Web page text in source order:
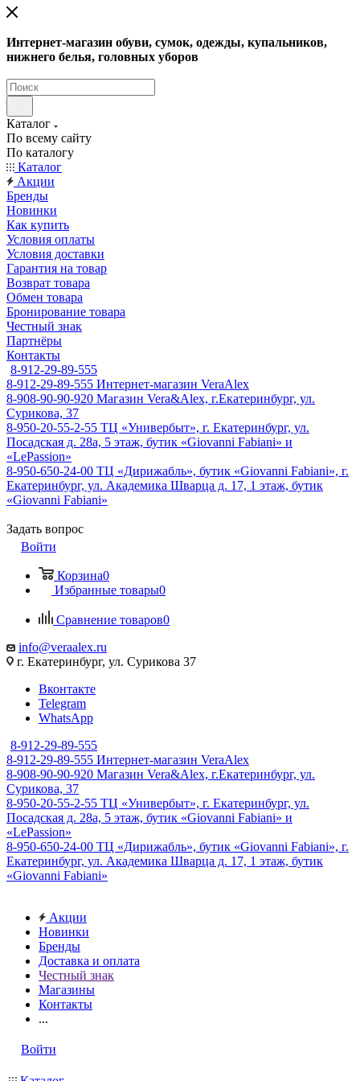
Интернет-магазин обуви, сумок, одежды, купальников,
нижнего белья, головных уборов
Каталог
По всему сайту
По каталогу
Каталог
Акции
Бренды
Новинки
Как купить
Условия оплаты
Условия доставки
Гарантия на товар
Возврат товара
Обмен товара
Бронирование товара
Честный знак
Партнёры
Контакты
8-912-29-89-555
8-912-29-89-555 Интернет-магазин VeraAlex
8-908-90-90-920 Магазин Vera&Alex, г.Екатеринбург, ул.
Сурикова, 37
8-950-20-55-2-55 ТЦ «Универбыт», г. Екатеринбург, ул.
Посадская д. 28а, 5 этаж, бутик «Giovanni Fabiani» и
«LePassion»
8-950-650-24-00 ТЦ «Дирижабль», бутик «Giovanni Fabiani», г.
Екатеринбург, ул. Академика Шварца д. 17, 1 этаж, бутик
«Giovanni Fabiani»
Задать вопрос
Войти
Корзина0
Избранные товары0
Сравнение товаров0
info@veraalex.ru
г. Екатеринбург, ул. Сурикова 37
Вконтакте
Telegram
WhatsApp
8-912-29-89-555
8-912-29-89-555 Интернет-магазин VeraAlex
8-908-90-90-920 Магазин Vera&Alex, г.Екатеринбург, ул.
Сурикова, 37
8-950-20-55-2-55 ТЦ «Универбыт», г. Екатеринбург, ул.
Посадская д. 28а, 5 этаж, бутик «Giovanni Fabiani» и
«LePassion»
8-950-650-24-00 ТЦ «Дирижабль», бутик «Giovanni Fabiani», г.
Екатеринбург, ул. Академика Шварца д. 17, 1 этаж, бутик
«Giovanni Fabiani»
Акции
Новинки
Бренды
Доставка и оплата
Честный знак
Магазины
Контакты
...
Войти